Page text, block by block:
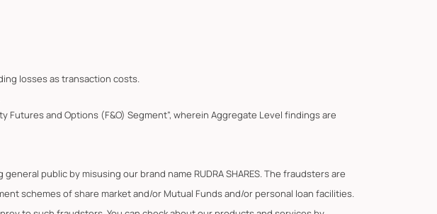
losses as transaction costs.
Futures and Options (F&O) Segment”, wherein Aggregate Level findings are
public by misusing our brand name RUDRA SHARES. The fraudsters are
schemes of share market and/or Mutual Funds and/or personal loan facilities.